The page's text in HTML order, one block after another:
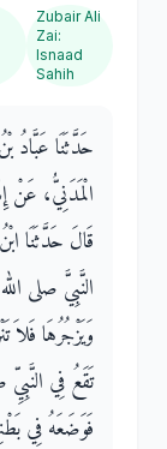
Zubair Ali
Zai:
Isnaad
Sahih
حَدَّثَنَا عَبَّادُ
الْمَدَنِيُّ، عَنْ
قَالَ حَدَّثَنَا
النَّبِيَّ صلى
وَيَزْجُرُهَا
تَقَعُ فِي
فَوَضَعَهُ فِي